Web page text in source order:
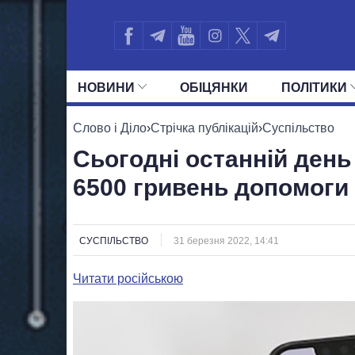
НОВИНИ ОБIЦЯНКИ ПОЛIТИКИ
УСІ ПОЛІТИКИ ПРЕЗИДЕНТ І ОФІС
Слово і Діло›Стрічка публікацій›Суспільство
Сьогодні останній
6500 гривень допомоги
СУСПІЛЬСТВО 31 березня 2022, 14:41
Читати російською